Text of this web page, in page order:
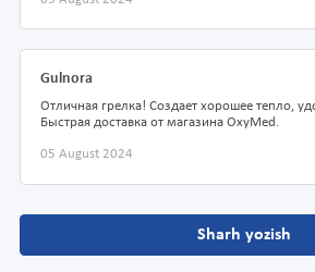
Gulnora
Отличная грелка! Создает хорошее тепло,
Быстрая доставка от магазина OxyMed.
05 August 2024
Sharh yozish